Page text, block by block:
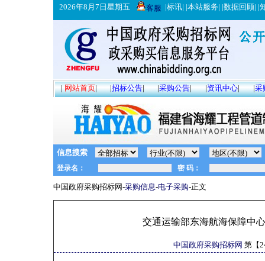
2026年8月7日星期五 客服 |标讯| |本站服务| |数据回顾| |
|网站首页| |招标公告| |采购公告| |资讯中心| |采
信息搜索
中国政府采购招标网-采购信息-电子采购-正文
交通运输部东海航海保障中
中国政府采购招标网 第【